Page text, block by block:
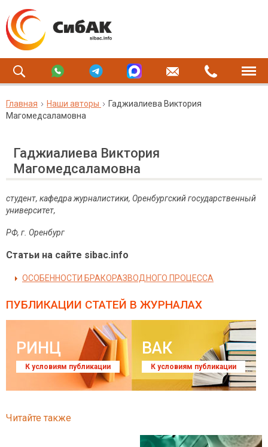
Главная Наши авторы
Гаджиалиева Виктория
Магомедсаламовна
Гаджиалиева Виктория
Магомедсаламовна
студент, кафедра журналистики, Оренбургский государственный
университет,
РФ, г. Оренбург
Статьи на сайте sibac.info
ОСОБЕННОСТИ БРАКОРАЗВОДНОГО ПРОЦЕССА
ПУБЛИКАЦИИ СТАТЕЙ В ЖУРНАЛАХ
РИНЦ
К условиям публикации
ВАК
К условиям публикации
Читайте также